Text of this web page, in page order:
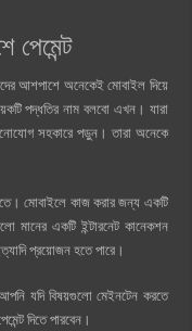
পেমেন্ট
আশপাশে অনেকেই মোবাইল দিয়ে
পদ্ধতির নাম বলবো এখন। যারা
সহকারে পড়ুন। তারা অনেকে
মোবাইলে কাজ করার জন্য একটি
মানের একটি ইন্টারনেট কানেকশন
প্রয়োজন হতে পারে।
যদি বিষয়গুলো মেইনটেন করতে
দিতে পারবেন।